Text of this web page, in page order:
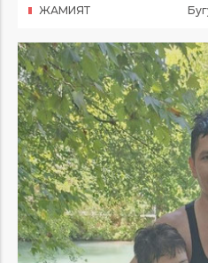
ЖАМИЯТ